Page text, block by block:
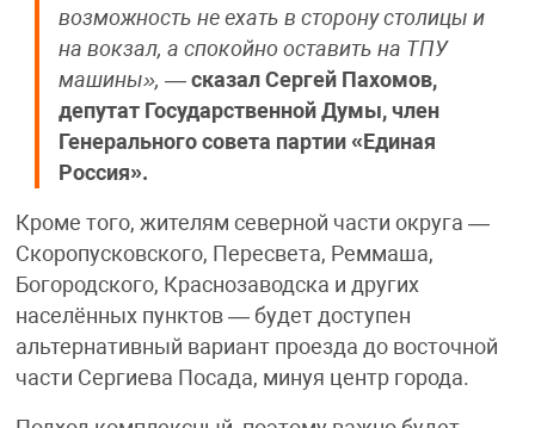
возможность не ехать в сторону столицы и
на вокзал, а спокойно оставить на ТПУ
машины», —сказал Сергей Пахомов,
депутат Государственной Думы, член
Генерального совета партии «Единая
Россия».
Кроме того, жителям северной части округа —
Скоропусковского, Пересвета, Реммаша,
Богородского, Краснозаводска и других
населённых пунктов — будет доступен
альтернативный вариант проезда до восточной
части Сергиева Посада, минуя центр города.